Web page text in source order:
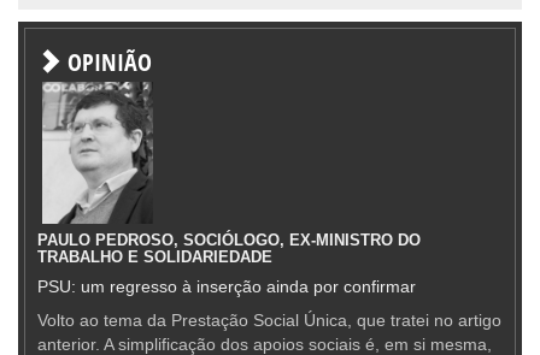
OPINIÃO
PAULO PEDROSO, SOCIÓLOGO, EX-MINISTRO DO
TRABALHO E SOLIDARIEDADE
PSU: um regresso à inserção ainda por confirmar
Volto ao tema da Prestação Social Única, que tratei no artigo
anterior. A simplificação dos apoios sociais é, em si mesma,